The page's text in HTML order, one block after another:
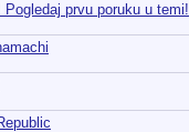
prvu poruku u temi!